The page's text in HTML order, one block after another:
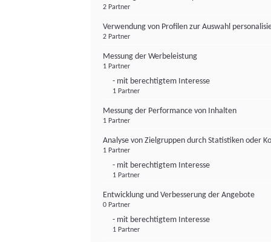
2 Partner
Verwendung von Profilen zur Auswahl
2 Partner
Messung der Werbeleistung
1 Partner
- mit berechtigtem Interesse
1 Partner
Messung der Performance von Inhalten
1 Partner
Analyse von Zielgruppen durch Statistiken oder
1 Partner
- mit berechtigtem Interesse
1 Partner
Entwicklung und Verbesserung der Angebote
0 Partner
- mit berechtigtem Interesse
1 Partner